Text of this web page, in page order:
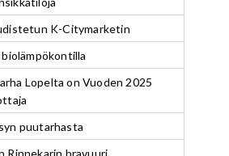
K-Citymarketin
Lopelta on Vuoden 2025
puutarhasta
Rinnekarin bravuuri